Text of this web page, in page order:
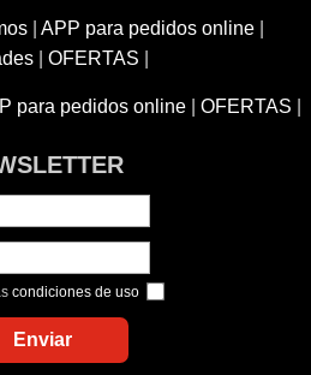
APP para pedidos online
OFERTAS
para pedidos online OFERTAS
condiciones de uso